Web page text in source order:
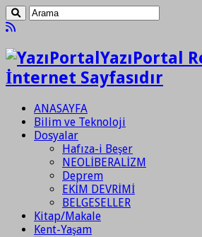
YazıPortal
İnternet Sayfasıdır
ANASAYFA
Bilim ve Teknoloji
Dosyalar
Hafıza-i Beşer
NEOLİBERALİZM
Deprem
EKİM DEVRİMİ
BELGESELLER
Kitap/Makale
Kent-Yaşam